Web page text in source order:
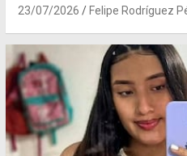
23/07/2026 Felipe Rodríguez